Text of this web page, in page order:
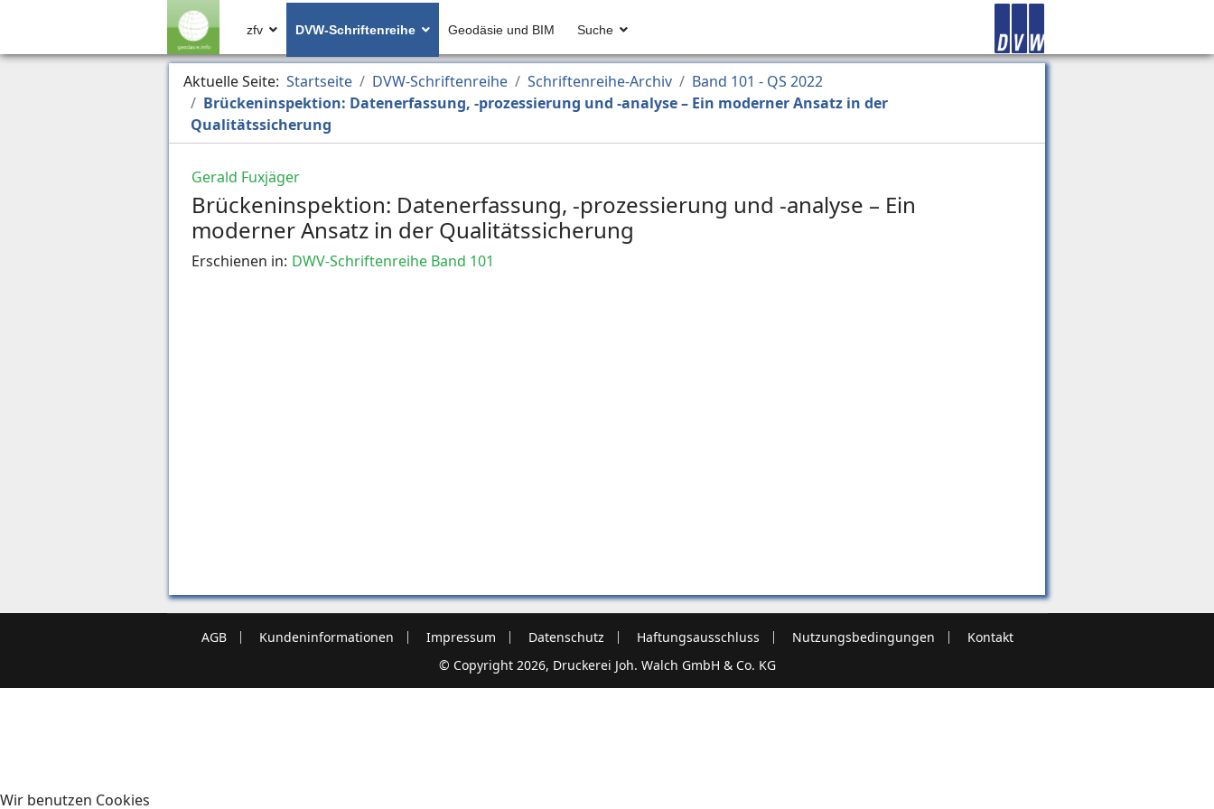
zfv DVW-Schriftenreihe Geodäsie und BIM Suche
Aktuelle Seite: Startseite DVW-Schriftenreihe Schriftenreihe-Archiv
Band 101 - QS 2022
Brückeninspektion: Datenerfassung, -prozessierung und -analyse – Ein moderner Ansatz in der
Qualitätssicherung
Gerald Fuxjäger
Brückeninspektion: Datenerfassung, -prozessierung und -analyse – Ein
moderner Ansatz in der Qualitätssicherung
Erschienen in: DWV-Schriftenreihe Band 101
AGB Kundeninformationen Impressum Datenschutz Haftungsausschluss Nutzungsbedingungen
Kontakt
© Copyright 2026, Druckerei Joh. Walch GmbH & Co. KG
Wir benutzen Cookies